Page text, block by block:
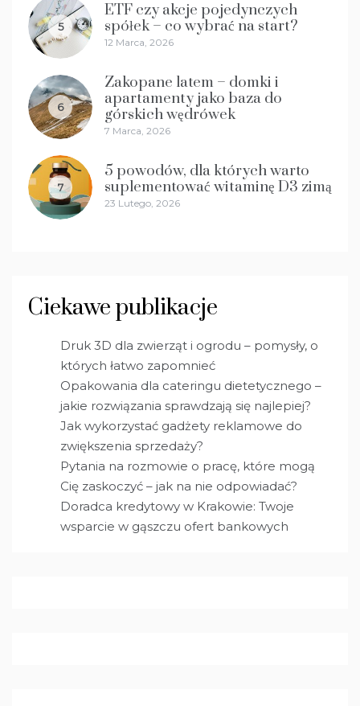
5
ETF czy akcje pojedynczych
spółek – co wybrać na start?
12 Marca, 2026
6
Zakopane latem – domki i
apartamenty jako baza do
górskich wędrówek
7 Marca, 2026
7
5 powodów, dla których warto
suplementować witaminę D3 zimą
23 Lutego, 2026
Ciekawe publikacje
Druk 3D dla zwierząt i ogrodu – pomysły, o
których łatwo zapomnieć
Opakowania dla cateringu dietetycznego –
jakie rozwiązania sprawdzają się najlepiej?
Jak wykorzystać gadżety reklamowe do
zwiększenia sprzedaży?
Pytania na rozmowie o pracę, które mogą
Cię zaskoczyć – jak na nie odpowiadać?
Doradca kredytowy w Krakowie: Twoje
wsparcie w gąszczu ofert bankowych